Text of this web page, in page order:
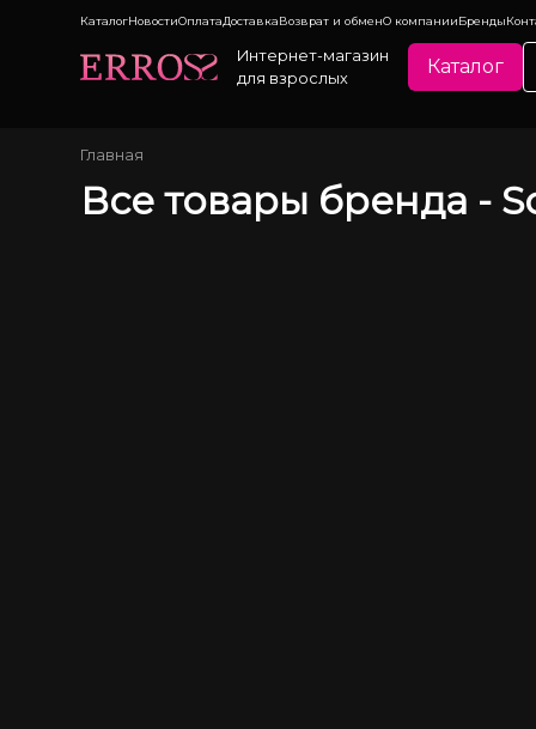
КаталогНовостиОплатаДоставкаВозврат и обменО компанииБренды
Интернет-магазин
для взрослых
Каталог
Главная
Все товары бренда -